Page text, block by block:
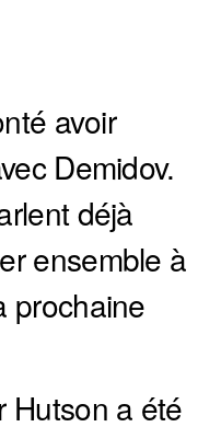
avoir
Demidov.
déjà
ensemble à
prochaine
Hutson a été